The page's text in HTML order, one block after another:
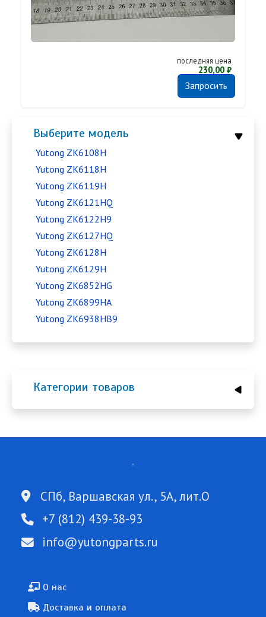
Выберите модель
Yutong ZK6108H
Yutong ZK6118H
Yutong ZK6119H
Yutong ZK6121HQ
Yutong ZK6122H9
Yutong ZK6127HQ
Yutong ZK6128H
Yutong ZK6129H
Yutong ZK6852HG
Yutong ZK6899HA
Yutong ZK6938HB9
Категории товаров
последняя цена
230,00 ₽
Запросить
СПб, Варшавская ул., 5А, лит.О
+7 (812) 439-38-93
info@yutongparts.ru
Подвал
О нас
Доставка и оплата